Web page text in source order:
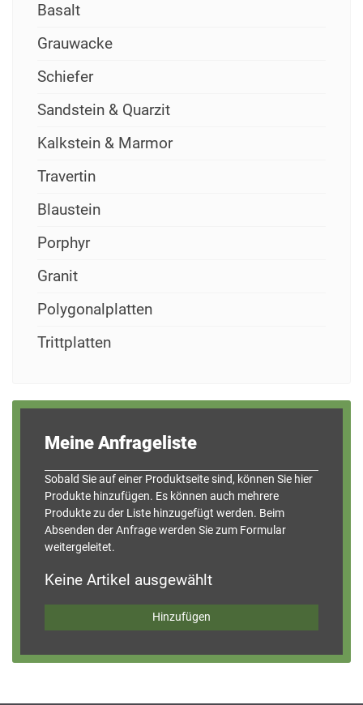
Basalt
Grauwacke
Schiefer
Sandstein & Quarzit
Kalkstein & Marmor
Travertin
Blaustein
Porphyr
Granit
Polygonalplatten
Trittplatten
Meine Anfrageliste
Sobald Sie auf einer Produkt­seite sind, können Sie hier
Produkte hinzufügen. Es können auch mehrere
Produkte zu der Liste hinzugefügt werden. Beim
Absenden der Anfrage werden Sie zum Formular
weitergeleitet.
Keine Artikel ausgewählt
Hinzufügen